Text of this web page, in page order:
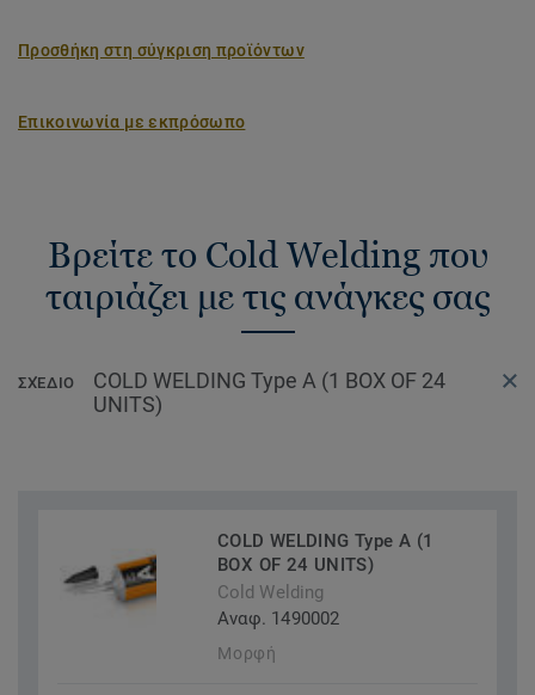
Προσθήκη στη σύγκριση προϊόντων
Επικοινωνία με εκπρόσωπο
Βρείτε το Cold Welding που
ταιριάζει με τις ανάγκες σας
ΣΧΈΔΙΟ
COLD WELDING Type A (1 BOX OF 24
UNITS)
COLD WELDING Type A (1
BOX OF 24 UNITS)
Cold Welding
Αναφ. 1490002
Μορφή